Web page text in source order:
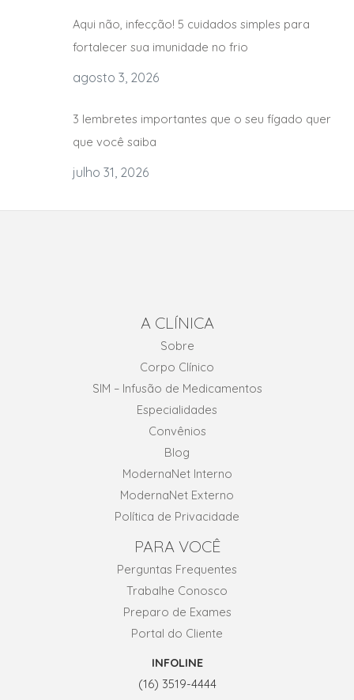
Aqui não, infecção! 5 cuidados simples para
fortalecer sua imunidade no frio
agosto 3, 2026
3 lembretes importantes que o seu fígado quer
que você saiba
julho 31, 2026
A CLÍNICA
Sobre
Corpo Clínico
SIM – Infusão de Medicamentos
Especialidades
Convênios
Blog
ModernaNet Interno
ModernaNet Externo
Política de Privacidade
PARA VOCÊ
Perguntas Frequentes
Trabalhe Conosco
Preparo de Exames
Portal do Cliente
INFOLINE
(16) 3519-4444